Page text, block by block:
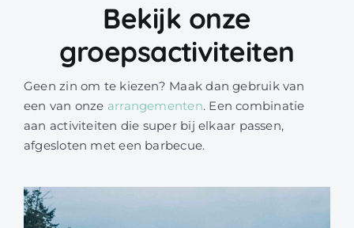
Bekijk onze
groepsactiviteiten
Geen zin om te kiezen? Maak dan gebruik van
een van onze arrangementen. Een combinatie
aan activiteiten die super bij elkaar passen,
afgesloten met een barbecue.